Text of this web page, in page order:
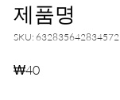
제품명
SKU: 632835642834572
₩40가